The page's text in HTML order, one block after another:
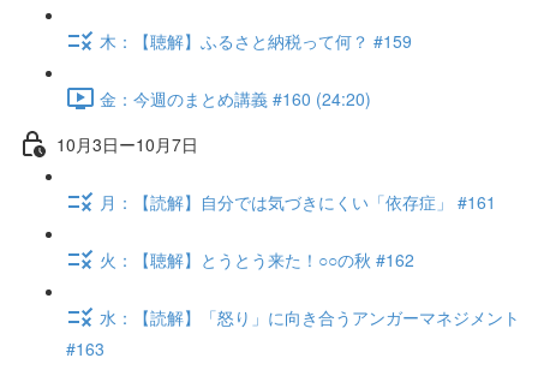
木：【聴解】ふるさと納税って何？ #159
金：今週のまとめ講義 #160 (24:20)
10月3日ー10月7日
月：【読解】自分では気づきにくい「依存症」 #161
火：【聴解】とうとう来た！○○の秋 #162
水：【読解】「怒り」に向き合うアンガーマネジメント
#163